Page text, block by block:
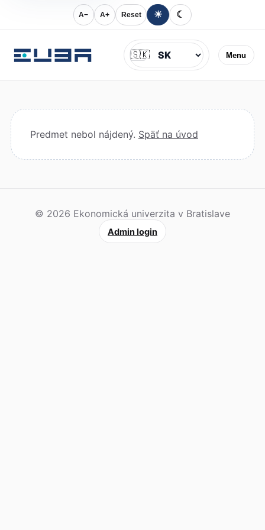
A− A+ Reset ☀ ☾
Menu
Jazyk
🇸🇰
Predmet nebol nájdený. Späť na úvod
© 2026 Ekonomická univerzita v Bratislave
Admin login